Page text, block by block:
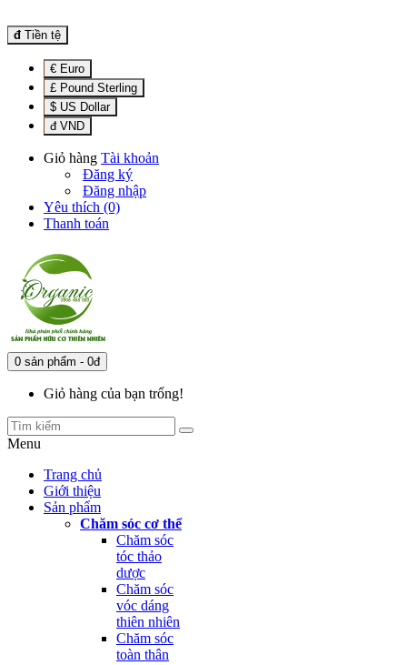
đ Tiền tệ
€ Euro
£ Pound Sterling
$ US Dollar
đ VND
Giỏ hàng Tài khoản
Đăng ký
Đăng nhập
Yêu thích (0)
Thanh toán
0 sản phẩm - 0đ
Giỏ hàng của bạn trống!
Menu
Trang chủ
Giới thiệu
Sản phẩm
Chăm sóc cơ thể
Chăm sóc
tóc thảo
dược
Chăm sóc
vóc dáng
thiên nhiên
Chăm sóc
toàn thân